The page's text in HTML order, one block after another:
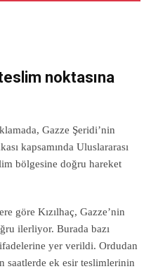
noktasına
Gazze Şeridi’nin
kapsamında Uluslararası
bölgesine doğru hareket
göre Kızılhaç, Gazze’nin
ilerliyor. Burada bazı
yer verildi. Ordudan
saatlerde ek esir teslimlerinin